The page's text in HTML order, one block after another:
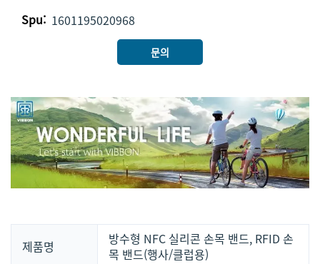
Spu: 1601195020968
문의
제품명
방수형 NFC 실리콘 손목 밴드, RFID 손
목 밴드(행사/클럽용)